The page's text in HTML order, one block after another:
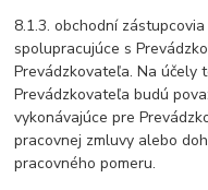
8.1.3. obchodní
spolupracujúce s
Prevádzkovateľa. Na účely
Prevádzkovateľa budú
vykonávajúce pre
pracovnej zmluvy alebo
pracovného pomeru.